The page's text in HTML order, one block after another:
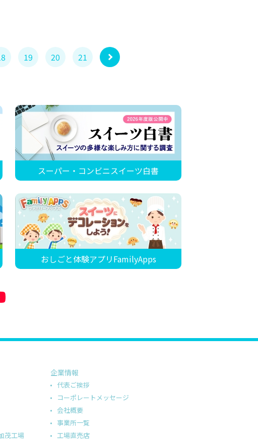
19 20 21
スーパー・コンビニスイーツ白書
おしごと体験アプリFamilyApps
茂工場
企業情報
代表ご挨拶
コーポレートメッセージ
会社概要
事業所一覧
工場直売店